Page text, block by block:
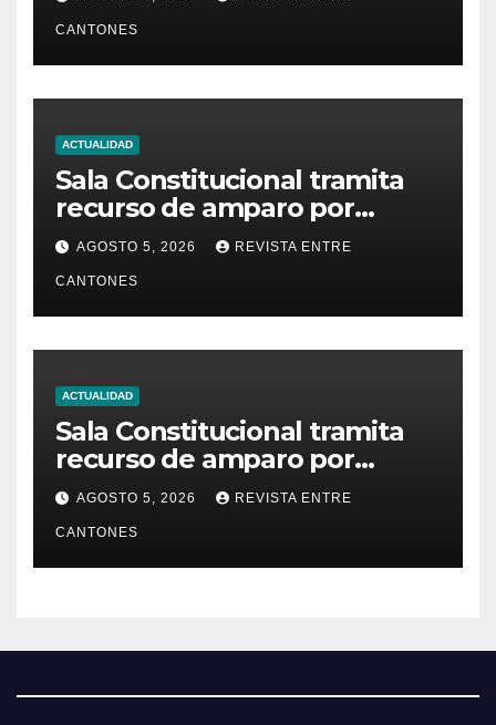
viaje
CANTONES
ACTUALIDAD
Sala Constitucional tramita
recurso de amparo por
presunta falta de respuesta
en relación con los
fundamentos técnicos del
examen de incorporación al
Colegio de Abogados
AGOSTO 5, 2026 REVISTA ENTRE
CANTONES
ACTUALIDAD
Sala Constitucional tramita
recurso de amparo por
presunta falta de respuesta
en relación con los
fundamentos técnicos del
examen de incorporación al
AGOSTO 5, 2026 REVISTA ENTRE
CANTONES